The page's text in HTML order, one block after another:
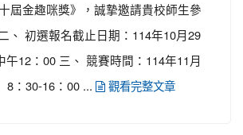
屆金趣咪獎》，誠摯邀請貴校師生參
、 初選報名截止日期：114年10月29
午12：00 三、 競賽時間：114年11月
8：30-16：00 ...
觀看完整文章